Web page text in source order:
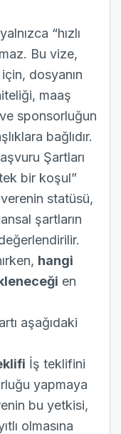
“hızlı
Bu vize,
dosyanın
maaş
sponsorluğun
bağlıdır.
Şartları
bir koşul”
statüsü,
şartların
hangi
en
aşağıdaki
İş teklifini
yapmaya
bu yetkisi,
olmasına